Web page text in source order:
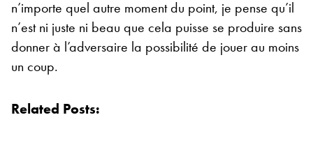
n’importe quel autre moment du point, je pense qu’il
n’est ni juste ni beau que cela puisse se produire sans
donner à l’adversaire la possibilité de jouer au moins
un coup.
Related Posts: